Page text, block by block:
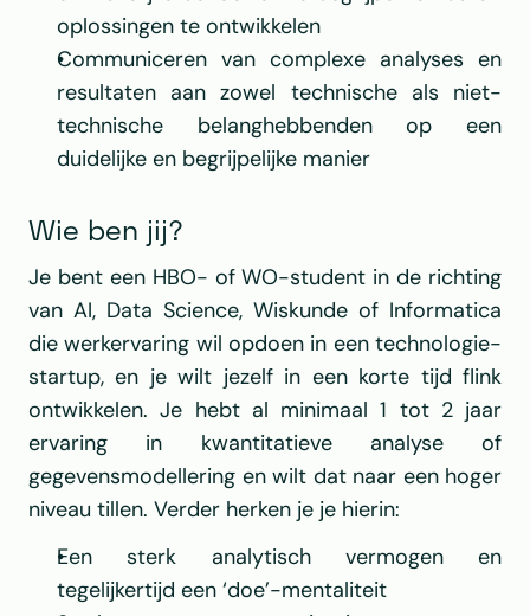
oplossingen te ontwikkelen
Communiceren van complexe analyses en
resultaten aan zowel technische als niet-
technische belanghebbenden op een
duidelijke en begrijpelijke manier
Wie ben jij?
Je bent een HBO- of WO-student in de richting
van AI, Data Science, Wiskunde of Informatica
die werkervaring wil opdoen in een technologie-
startup, en je wilt jezelf in een korte tijd flink
ontwikkelen. Je hebt al minimaal 1 tot 2 jaar
ervaring in kwantitatieve analyse of
gegevensmodellering en wilt dat naar een hoger
niveau tillen. Verder herken je je hierin:
Een sterk analytisch vermogen en
tegelijkertijd een ‘doe’-mentaliteit